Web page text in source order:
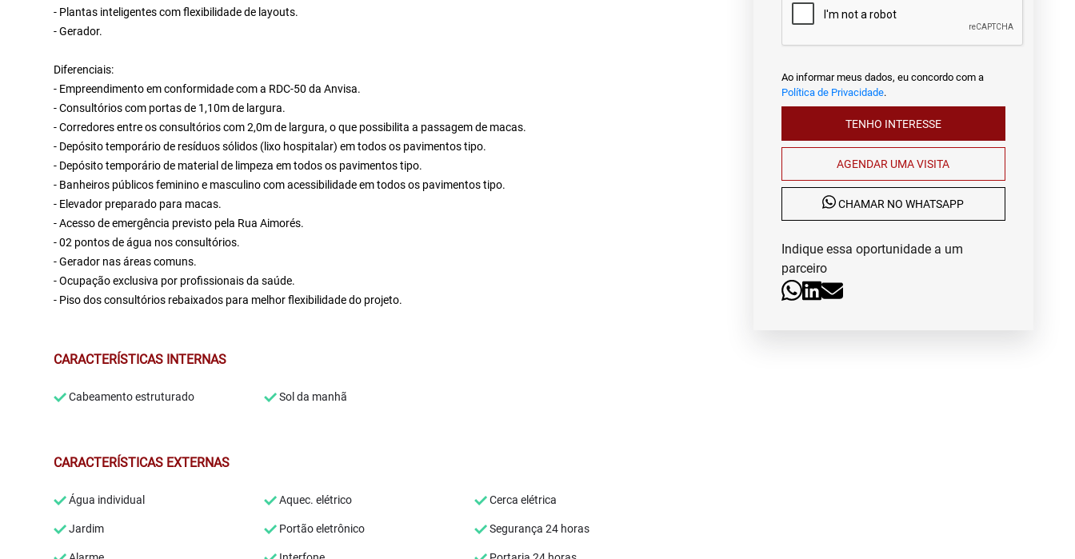
- Plantas inteligentes com flexibilidade de layouts.
- Gerador.
Diferenciais:
- Empreendimento em conformidade com a RDC-50 da Anvisa.
- Consultórios com portas de 1,10m de largura.
- Corredores entre os consultórios com 2,0m de largura, o que possibilita a passagem de macas.
- Depósito temporário de resíduos sólidos (lixo hospitalar) em todos os pavimentos tipo.
- Depósito temporário de material de limpeza em todos os pavimentos tipo.
- Banheiros públicos feminino e masculino com acessibilidade em todos os pavimentos tipo.
- Elevador preparado para macas.
- Acesso de emergência previsto pela Rua Aimorés.
- 02 pontos de água nos consultórios.
- Gerador nas áreas comuns.
- Ocupação exclusiva por profissionais da saúde.
- Piso dos consultórios rebaixados para melhor flexibilidade do projeto.
CARACTERÍSTICAS INTERNAS
Cabeamento estruturado Sol da manhã
CARACTERÍSTICAS EXTERNAS
Água individual Aquec. elétrico Cerca elétrica
Jardim Portão eletrônico Segurança 24 horas
Ao informar meus dados, eu concordo com a
Política de Privacidade.
TENHO INTERESSE
AGENDAR UMA VISITA
CHAMAR NO WHATSAPP
Indique essa oportunidade a um
parceiro